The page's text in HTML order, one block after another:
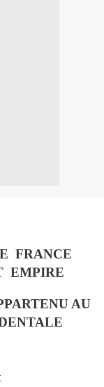
FRANCE
EMPIRE
AU